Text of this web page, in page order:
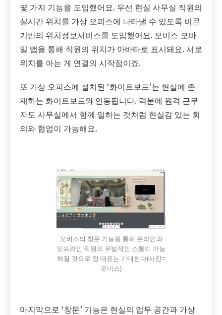
몇 가지 기능을 도입했어요. 우선 현실 사무실 직원의
실시간 위치를 가상 오피스에 나타낼 수 있도록 비콘
기반의 위치정보서비스를 도입했어요. 오비스 모바
일 앱을 통해 직원의 위치가 아바타로 표시돼요. 서로
위치를 아는 게 연결의 시작점이죠.
또 가상 오피스에 설치된 ‘화이트보드’는 현실에 존
재하는 화이트보드와 연동됩니다. 덕분에 원격 근무
자도 사무실에서 함께 일하는 것처럼 현실감 있는 회
의와 협업이 가능해요.
오비스의 창문 기능을 통해 온라인과
오프라인 직원의 우발적인 소통이 가능
해질 것으로 정 대표는 기대한다(사진=
오비스)
마지막으로 ‘창문’ 기능은 현실의 업무 공간과 가상